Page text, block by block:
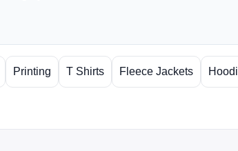
Fleece Jackets
T Shirts
Printing